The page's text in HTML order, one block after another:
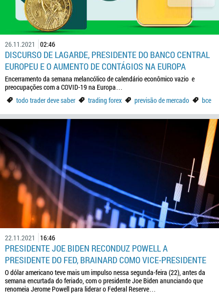
26.11.2021 02:46
DISCURSO DE LAGARDE, PRESIDENTE DO BANCO CENTRAL
EUROPEU E O AUMENTO DE CONTÁGIOS NA EUROPA
Encerramento da semana melancólico de calendário econômico vazio e
preocupações com a COVID-19 na Europa…
todo trader deve saber
trading forex previsão de mercado bce
22.11.2021 16:46
PRESIDENTE JOE BIDEN RECONDUZ POWELL A
PRESIDENTE DO FED, BRAINARD COMO VICE-PRESIDENTE
O dólar americano teve mais um impulso nessa segunda-feira (22), antes da
semana encurtada do feriado, com o presidente Joe Biden anunciando que
renomeia Jerome Powell para liderar o Federal Reserve…